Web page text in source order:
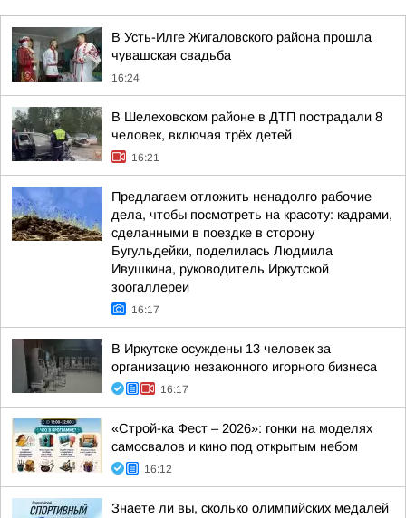
В Усть-Илге Жигаловского района прошла
чувашская свадьба
16:24
В Шелеховском районе в ДТП пострадали 8
человек, включая трёх детей
16:21
Предлагаем отложить ненадолго рабочие
дела, чтобы посмотреть на красоту: кадрами,
сделанными в поездке в сторону
Бугульдейки, поделилась Людмила
Ивушкина, руководитель Иркутской
зоогаллереи
16:17
В Иркутске осуждены 13 человек за
организацию незаконного игорного бизнеса
16:17
«Строй-ка Фест – 2026»: гонки на моделях
самосвалов и кино под открытым небом
16:12
Знаете ли вы, сколько олимпийских медалей